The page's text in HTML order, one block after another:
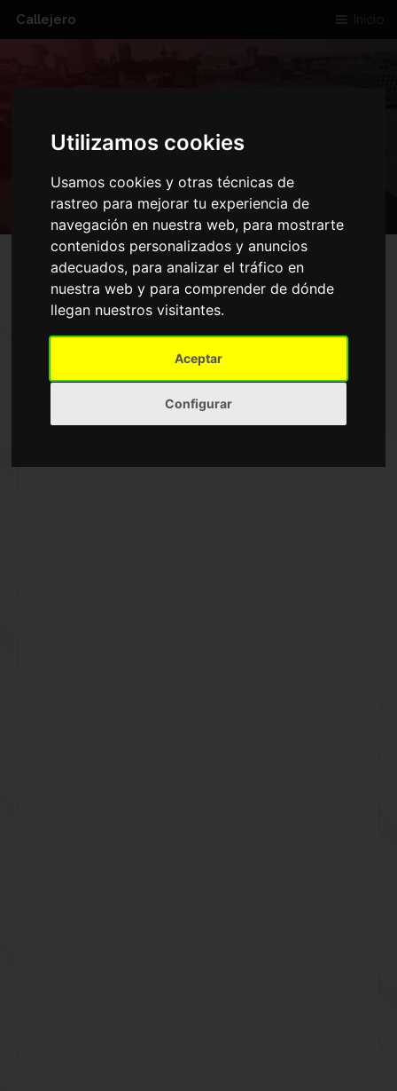
Utilizamos cookies
Usamos cookies y otras técnicas de
rastreo para mejorar tu experiencia de
navegación en nuestra web, para mostrarte
contenidos personalizados y anuncios
adecuados, para analizar el tráfico en
nuestra web y para comprender de dónde
llegan nuestros visitantes.
Aceptar
Configurar
Callejero Inicio
RUA RIO EO
MAPA DE RUA RIO EO